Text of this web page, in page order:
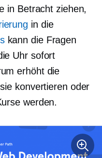
in Betracht ziehen,
in die
kann die Fragen
Uhr sofort
erhöht die
konvertieren oder
werden.